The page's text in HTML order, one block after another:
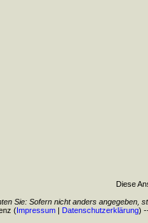
Diese
Sie: Sofern nicht anders angegeben,
(Impressum | Datenschutzerklärung)